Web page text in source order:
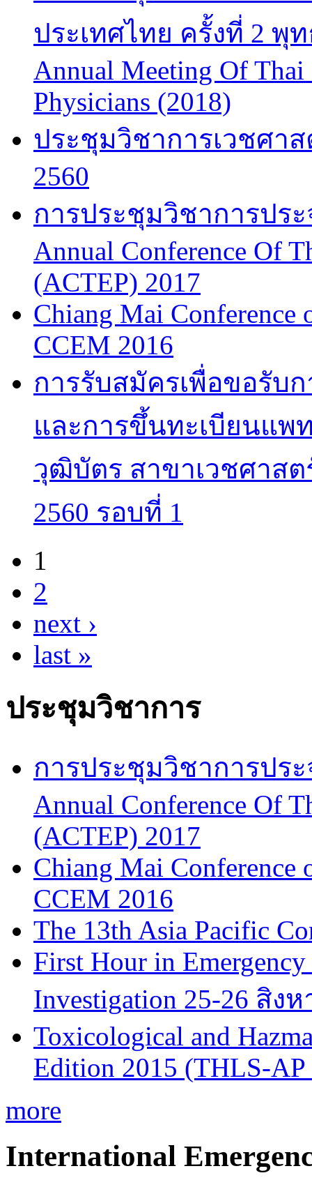
ประเทศไทย ครั้งที่ 2 พุท
Annual Meeting Of
Physicians (2018)
ประชุมวิชาการเวชศา
2560
การประชุมวิชาการปร
Annual Conference Of
(ACTEP) 2017
Chiang Mai Conference
CCEM 2016
การรับสมัครเพื่อขอรับ
และการขึ้นทะเบียนแพ
วุฒิบัตร สาขาเวชศาส
2560 รอบที่ 1
Pages
1
2
next ›
last »
ประชุมวิชาการ
การประชุมวิชาการปร
Annual Conference Of
(ACTEP) 2017
Chiang Mai Conference
CCEM 2016
The 13th Asia Pacific
First Hour in
Investigation 25-26 สิง
Toxicological and
Edition 2015 (THLS-AP
more
International